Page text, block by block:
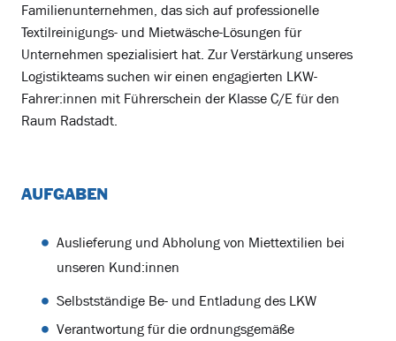
Familienunternehmen, das sich auf professionelle
Textilreinigungs- und Mietwäsche-Lösungen für
Unternehmen spezialisiert hat. Zur Verstärkung unseres
Logistikteams suchen wir einen engagierten LKW-
Fahrer:innen mit Führerschein der Klasse C/E für den
Raum Radstadt.
AUFGABEN
Auslieferung und Abholung von Miettextilien bei
unseren Kund:innen
Selbstständige Be- und Entladung des LKW
Verantwortung für die ordnungsgemäße